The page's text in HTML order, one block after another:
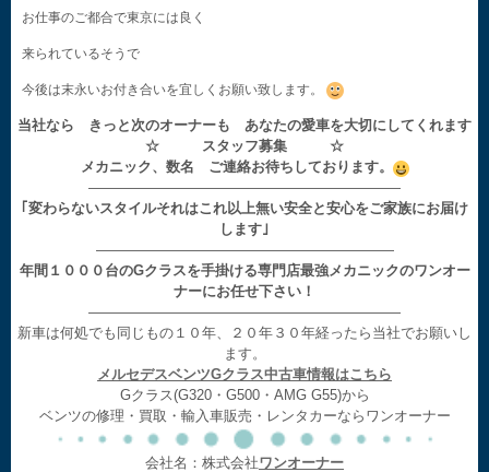
お仕事のご都合で東京には良く
来られているそうで
今後は末永いお付き合いを宜しくお願い致します。
当社なら きっと次のオーナーも あなたの愛車を大切にしてくれます
☆ スタッフ募集 ☆
メカニック、数名 ご連絡お待ちしております。
——————————————————————
｢変わらないスタイルそれはこれ以上無い安全と安心をご家族にお届け
します｣
—————————————————————
年間１０００台のGクラスを手掛ける専門店最強メカニックのワンオー
ナーにお任せ下さい！
——————————————————————
新車は何処でも同じもの１０年、２０年３０年経ったら当社でお願いし
ます。
メルセデスベンツGクラス中古車情報はこちら
Gクラス(G320・G500・AMG G55)から
ベンツの修理・買取・輸入車販売・レンタカーならワンオーナー
会社名：株式会社ワンオーナー